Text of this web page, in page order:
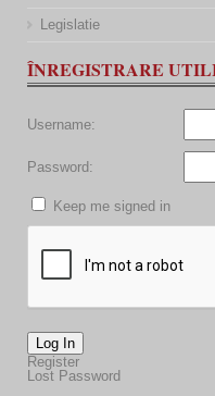
Legislatie
ÎNREGISTRARE
Username:
Password:
Keep me signed in
Log In
Register
Lost Password